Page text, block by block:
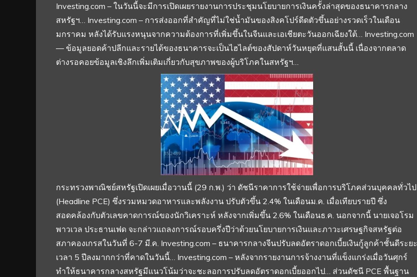
Investing.com – ในวันนี้จะมีการเปิดเผยรายงานการประชุมนโยบายการเงินครั้งล่าสุดของธนาคารกลาง
สหรัฐฯ… Investing.com – การส่งออกที่สำคัญที่ไม่ใช่น้ำมันของสิงคโปร์ดีดตัวขึ้นอย่างรวดเร็วในเดือน
มกราคม หลังได้รับแรงหนุนจากความต้องการที่เพิ่มขึ้นในจีนและเอเชียตะวันออกเฉียงใต้… Investing.com
— ข้อมูลยอดค้าปลีกและรายได้ของธนาคารจะเป็นไฮไลต์ของสัปดาห์วันหยุดที่แสนสั้นนี้ เนื่องจากตลาด
ต่างรอคอยข้อมูลเชิงลึกเพิ่มเติมเกี่ยวกับสุขภาพของผู้บริโภคในสหรัฐฯ…
กระทรวงพาณิชย์สหรัฐเปิดเผยเมื่อวานนี้ (29 ก.พ.) ว่า ดัชนีราคาการใช้จ่ายเพื่อการบริโภคส่วนบุคคลทั่วไป
(Headline PCE) ซึ่งรวมหมวดอาหารและพลังงาน ปรับตัวขึ้น 2.4% ในเดือนม.ค. เมื่อเทียบรายปี ซึ่ง
สอดคล้องกับตัวเลขคาดการณ์ของนักวิเคราะห์ หลังจากเพิ่มขึ้น 2.6% ในเดือนธ.ค. นอกจากนี้ นายเจอโรม
พาวเวล ประธานเฟด จะกล่าวแถลงการณ์รอบครึ่งปีว่าด้วยนโยบายการเงินและภาวะเศรษฐกิจสหรัฐต่อ
สภาคองเกรสในวันที่ 6-7 มี.ค. Investing.com – ธนาคารกลางจีนปรับลดอัตราดอกเบี้ยเงินกู้ลูกค้าชั้นดีระยะ
เวลา 5 ปีลงมากกว่าที่คาดในวันนี้… Investing.com – หลังจากรายงานการจ้างงานที่แข็งแกร่งเมื่อวันศุกร์
ทำให้ธนาคารกลางสหรัฐมีแนวโน้มว่าจะชะลอการปรับลดอัตราดอกเบี้ยออกไป… ส่วนดัชนี PCE พื้นฐาน